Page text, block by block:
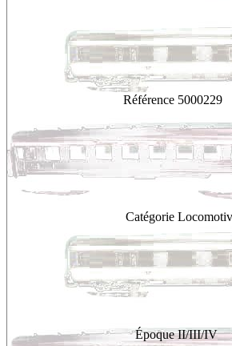
Référence 5000229
Catégorie
Époque II/III/IV